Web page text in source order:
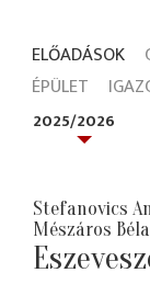
ELŐADÁSOK
ÉPÜLET
2025/2026
Stefanovics
Mészáros Béla